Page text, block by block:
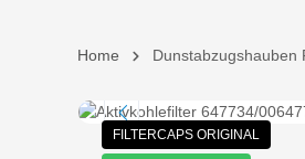
Home Dunstabzugshauben
FILTERCAPS ORIGINAL
Bildergalerie überspringen